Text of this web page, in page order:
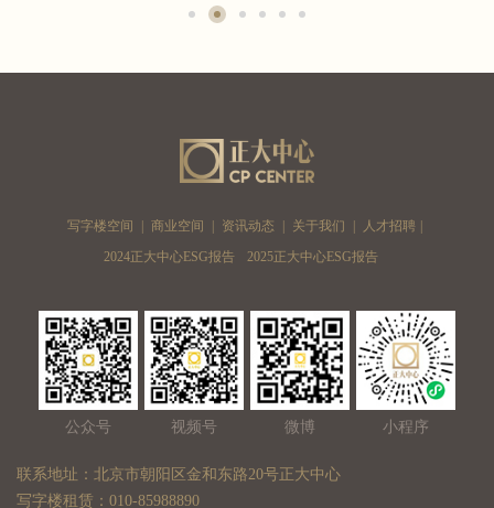
写字楼空间 | 商业空间 | 资讯动态 | 关于我们 | 人才招聘 |
2024正大中心ESG报告
2025正大中心ESG报告
公众号 视频号 微博 小程序
联系地址：北京市朝阳区金和东路20号正大中心
写字楼租赁：010-85988890